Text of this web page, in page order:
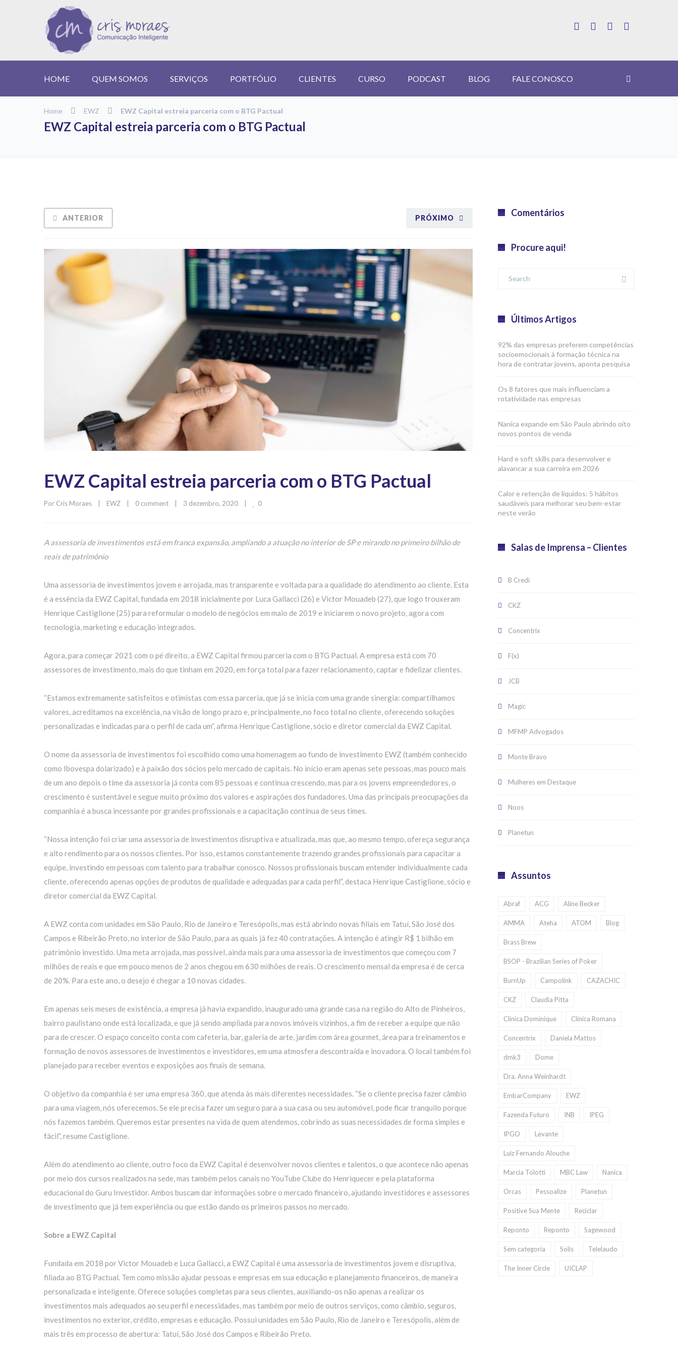
HOME QUEM SOMOS SERVIÇOS PORTFÓLIO CLIENTES CURSO PODCAST BLOG FALE CONOSCO
EWZ Capital estreia parceria com o BTG Pactual
Home EWZ EWZ Capital estreia parceria com o BTG Pactual
PRÓXIMO
ANTERIOR
EWZ Capital estreia parceria com o BTG Pactual
Por Cris Moraes EWZ 0 comment 3 dezembro, 2020 0
A assessoria de investimentos está em franca expansão, ampliando a atuação no interior de SP e mirando no primeiro bilhão de
reais de patrimônio
Uma assessoria de investimentos jovem e arrojada, mas transparente e voltada para a qualidade do atendimento ao cliente. Esta
é a essência da EWZ Capital, fundada em 2018 inicialmente por Luca Gallacci (26) e Victor Mouadeb (27), que logo trouxeram
Henrique Castiglione (25) para reformular o modelo de negócios em maio de 2019 e iniciarem o novo projeto, agora com
tecnologia, marketing e educação integrados.
Agora, para começar 2021 com o pé direito, a EWZ Capital firmou parceria com o BTG Pactual. A empresa está com 70
assessores de investimento, mais do que tinham em 2020, em força total para fazer relacionamento, captar e fidelizar clientes.
“Estamos extremamente satisfeitos e otimistas com essa parceria, que já se inicia com uma grande sinergia: compartilhamos
valores, acreditamos na excelência, na visão de longo prazo e, principalmente, no foco total no cliente, oferecendo soluções
personalizadas e indicadas para o perfil de cada um”, afirma Henrique Castiglione, sócio e diretor comercial da EWZ Capital.
O nome da assessoria de investimentos foi escolhido como uma homenagem ao fundo de investimento EWZ (também conhecido
como Ibovespa dolarizado) e à paixão dos sócios pelo mercado de capitais. No início eram apenas sete pessoas, mas pouco mais
de um ano depois o time da assessoria já conta com 85 pessoas e continua crescendo, mas para os jovens empreendedores, o
crescimento é sustentável e segue muito próximo dos valores e aspirações dos fundadores. Uma das principais preocupações da
companhia é a busca incessante por grandes profissionais e a capacitação contínua de seus times.
“Nossa intenção foi criar uma assessoria de investimentos disruptiva e atualizada, mas que, ao mesmo tempo, ofereça segurança
e alto rendimento para os nossos clientes. Por isso, estamos constantemente trazendo grandes profissionais para capacitar a
equipe, investindo em pessoas com talento para trabalhar conosco. Nossos profissionais buscam entender individualmente cada
cliente, oferecendo apenas opções de produtos de qualidade e adequadas para cada perfil”, destaca Henrique Castiglione, sócio e
diretor comercial da EWZ Capital.
A EWZ conta com unidades em São Paulo, Rio de Janeiro e Teresópolis, mas está abrindo novas filiais em Tatuí, São José dos
Campos e Ribeirão Preto, no interior de São Paulo, para as quais já fez 40 contratações. A intenção é atingir R$ 1 bilhão em
patrimônio investido. Uma meta arrojada, mas possível, ainda mais para uma assessoria de investimentos que começou com 7
milhões de reais e que em pouco menos de 2 anos chegou em 630 milhões de reais. O crescimento mensal da empresa é de cerca
de 20%. Para este ano, o desejo é chegar a 10 novas cidades.
Em apenas seis meses de existência, a empresa já havia expandido, inaugurado uma grande casa na região do Alto de Pinheiros,
bairro paulistano onde está localizada, e que já sendo ampliada para novos imóveis vizinhos, a fim de receber a equipe que não
para de crescer. O espaço conceito conta com cafeteria, bar, galeria de arte, jardim com área gourmet, área para treinamentos e
formação de novos assessores de investimentos e investidores, em uma atmosfera descontraída e inovadora. O local também foi
planejado para receber eventos e exposições aos finais de semana.
O objetivo da companhia é ser uma empresa 360, que atenda às mais diferentes necessidades. “Se o cliente precisa fazer câmbio
para uma viagem, nós oferecemos. Se ele precisa fazer um seguro para a sua casa ou seu automóvel, pode ficar tranquilo porque
nós fazemos também. Queremos estar presentes na vida de quem atendemos, cobrindo as suas necessidades de forma simples e
fácil”, resume Castiglione.
Além do atendimento ao cliente, outro foco da EWZ Capital é desenvolver novos clientes e talentos, o que acontece não apenas
por meio dos cursos realizados na sede, mas também pelos canais no YouTube Clube do Henriquecer e pela plataforma
educacional do Guru Investidor. Ambos buscam dar informações sobre o mercado financeiro, ajudando investidores e assessores
de investimento que já tem experiência ou que estão dando os primeiros passos no mercado.
Sobre a EWZ Capital
Fundada em 2018 porVictor Mouadeb e Luca Gallacci, a EWZ Capital é uma assessoria de investimentos jovem e disruptiva,
filiada ao BTG Pactual. Tem como missão ajudar pessoas e empresas em sua educação e planejamento financeiros, de maneira
personalizada e inteligente. Oferece soluções completas para seus clientes, auxiliando-os não apenas a realizar os
investimentos mais adequados ao seu perfil e necessidades, mas também por meio de outros serviços, como câmbio, seguros,
investimentos no exterior, crédito, empresas e educação. Possui unidades em São Paulo, Rio de Janeiro e Teresópolis, além de
mais três em processo de abertura: Tatuí, São José dos Campos e Ribeirão Preto.
Comentários
Procure aqui!
Últimos Artigos
92% das empresas preferem competências
socioemocionais à formação técnica na
hora de contratar jovens, aponta pesquisa
Os 8 fatores que mais influenciam a
rotatividade nas empresas
Nanica expande em São Paulo abrindo oito
novos pontos de venda
Hard e soft skills para desenvolver e
alavancar a sua carreira em 2026
Calor e retenção de líquidos: 5 hábitos
saudáveis para melhorar seu bem-estar
neste verão
Salas de Imprensa – Clientes
B Credi
CKZ
Concentrix
F(x)
JCB
Magic
MFMP Advogados
Monte Bravo
Mulheres em Destaque
Noos
Planetun
Assuntos
Abraf ACG Aline Becker
AMMA Ateha ATOM Blog
Brass Brew
BSOP - Brazilian Series of Poker
BurnUp Campolink CAZACHIC
CKZ Claudia Pitta
Clínica Dominique Clínica Romana
Concentrix Daniela Mattos
dmk3 Dome
Dra. Anna Weinhardt
EmbarCompany EWZ
Fazenda Futuro INB IPEG
IPGO Levante
Luiz Fernando Alouche
Marcia Tolotti MBC Law Nanica
Orcas Pessoalize Planetun
Positive Sua Mente Reciclar
Reponto Reponto Sagewood
Sem categoria Solis Telelaudo
The Inner Circle UICLAP